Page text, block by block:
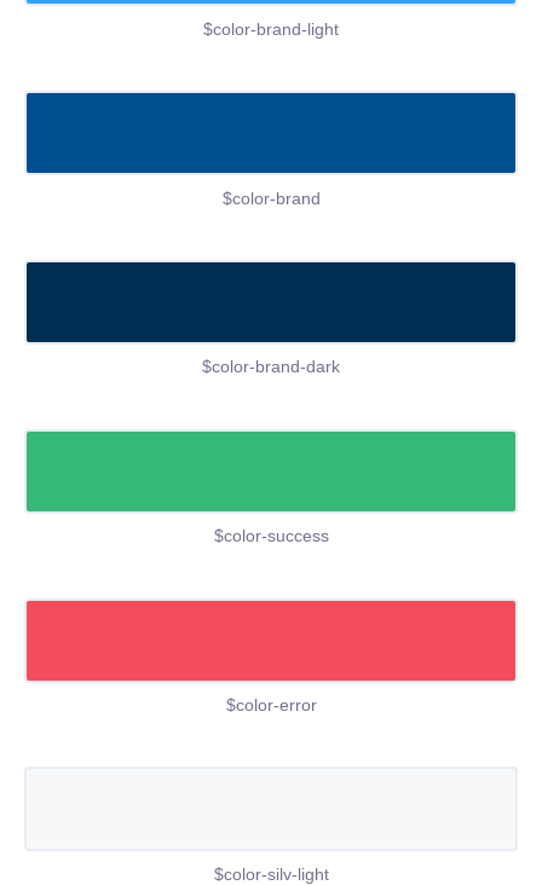
$color-brand-light
$color-brand
$color-brand-dark
$color-success
$color-error
$color-silv-light